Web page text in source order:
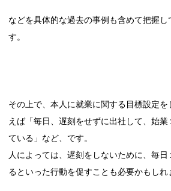
などを具体的な過去の事例も含めて把握
す。
その上で、本人に就業に関する目標設定を
えば「毎日、遅刻をせずに出社して、始
ている」など、です。
人によっては、遅刻をしないために、毎日
るといった行動を促すことも必要かもしれ